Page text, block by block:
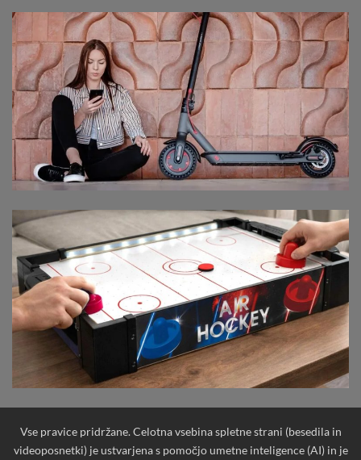
Vse pravice pridržane. Celotna vsebina spletne strani (besedila in
videoposnetki) je ustvarjena s pomočjo umetne inteligence (AI) in je